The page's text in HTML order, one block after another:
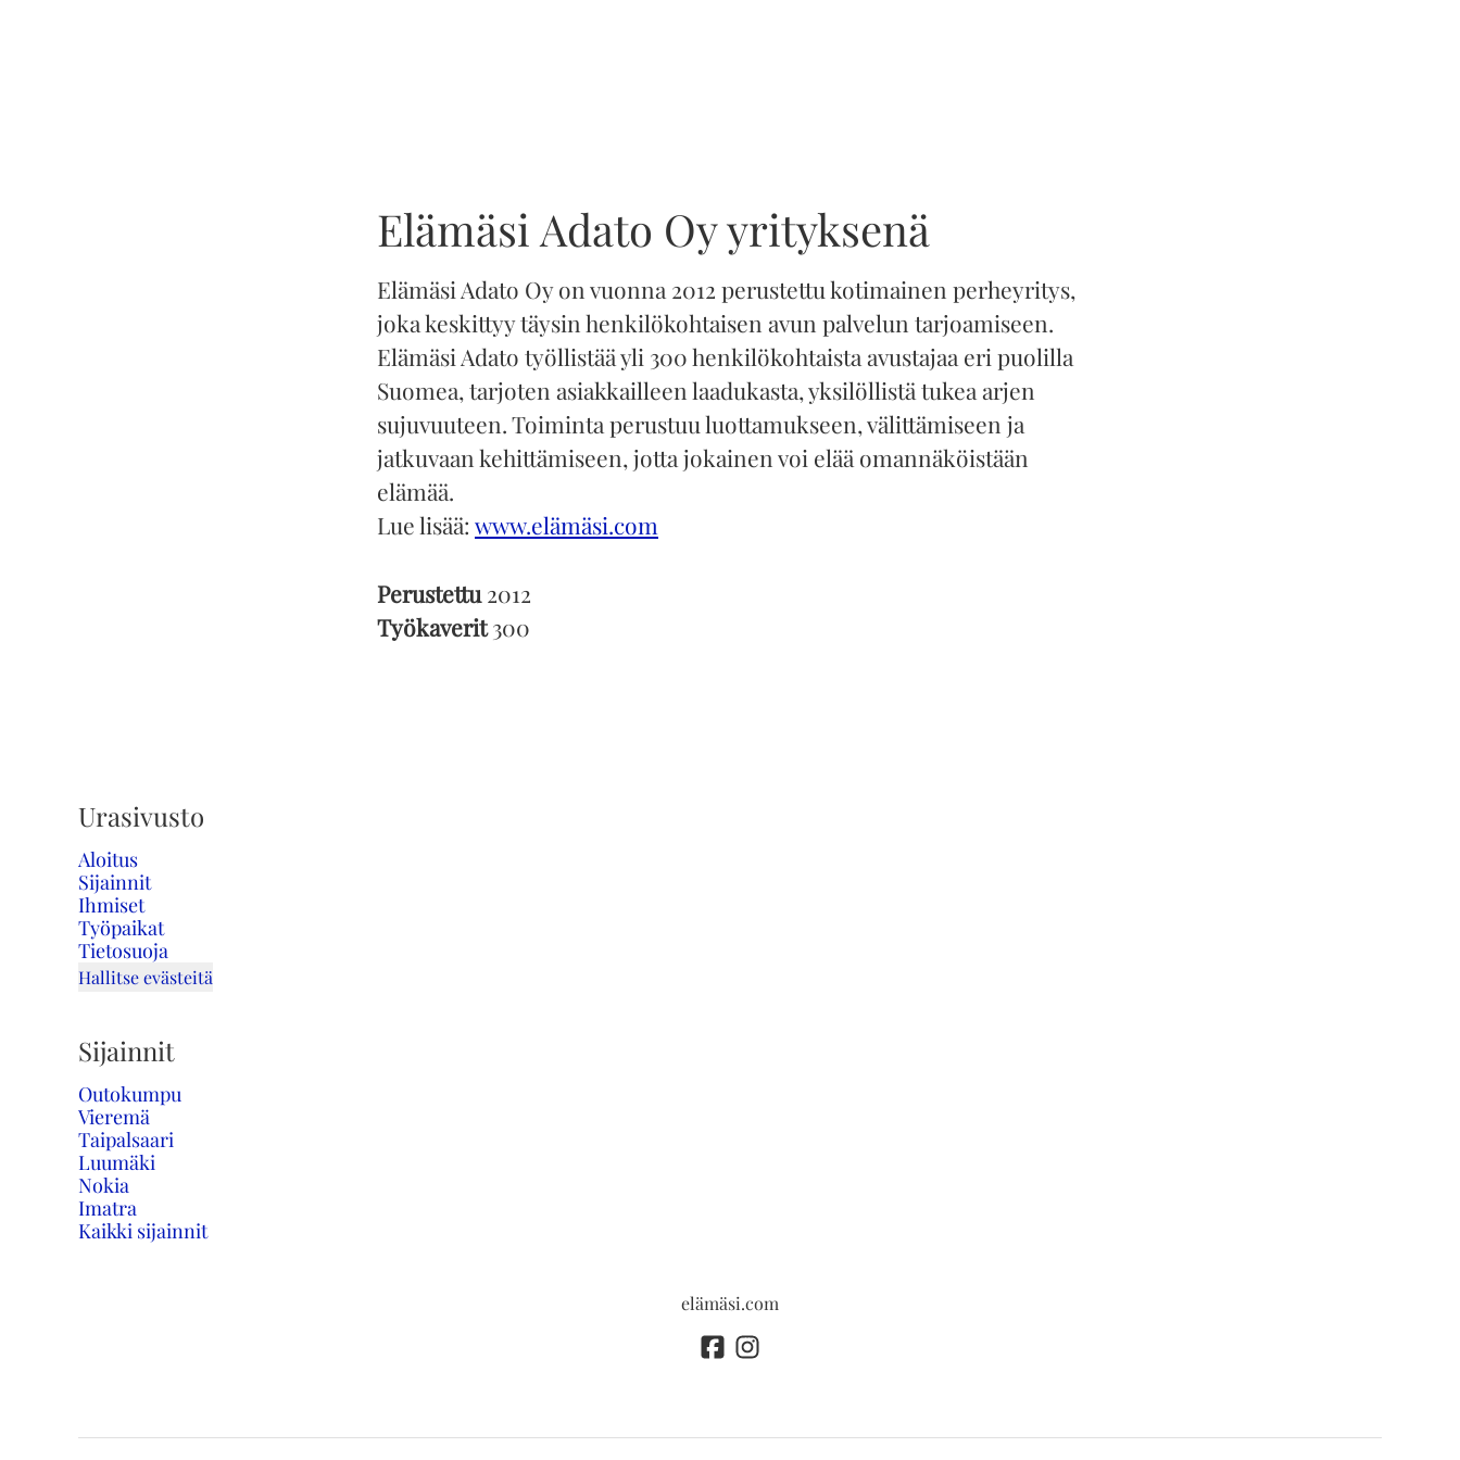
Elämäsi Adato Oy yrityksenä
Elämäsi Adato Oy on vuonna 2012 perustettu kotimainen perheyritys,
joka keskittyy täysin henkilökohtaisen avun palvelun tarjoamiseen.
Elämäsi Adato työllistää yli 300 henkilökohtaista avustajaa eri puolilla
Suomea, tarjoten asiakkailleen laadukasta, yksilöllistä tukea arjen
sujuvuuteen. Toiminta perustuu luottamukseen, välittämiseen ja
jatkuvaan kehittämiseen, jotta jokainen voi elää omannäköistään
elämää.
Lue lisää: www.elämäsi.com
Perustettu2012
Työkaverit300
Urasivusto
Aloitus
Sijainnit
Ihmiset
Työpaikat
Tietosuoja
Hallitse evästeitä
Sijainnit
Outokumpu
Vieremä
Taipalsaari
Luumäki
Nokia
Imatra
Kaikki sijainnit
elämäsi.com